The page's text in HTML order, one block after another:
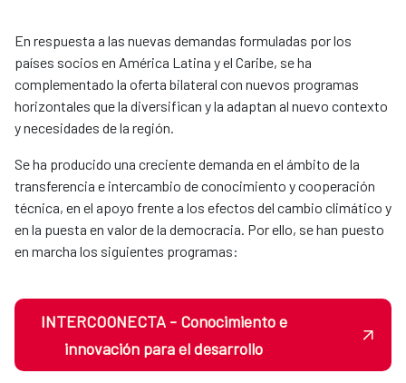
En respuesta a las nuevas demandas formuladas por los
países socios en América Latina y el Caribe, se ha
complementado la oferta bilateral con nuevos programas
horizontales que la diversifican y la adaptan al nuevo contexto
y necesidades de la región.
Se ha producido una creciente demanda en el ámbito de la
transferencia e intercambio de conocimiento y cooperación
técnica, en el apoyo frente a los efectos del cambio climático y
en la puesta en valor de la democracia. Por ello, se han puesto
en marcha los siguientes programas:
INTERCOONECTA - Conocimiento e
innovación para el desarrollo